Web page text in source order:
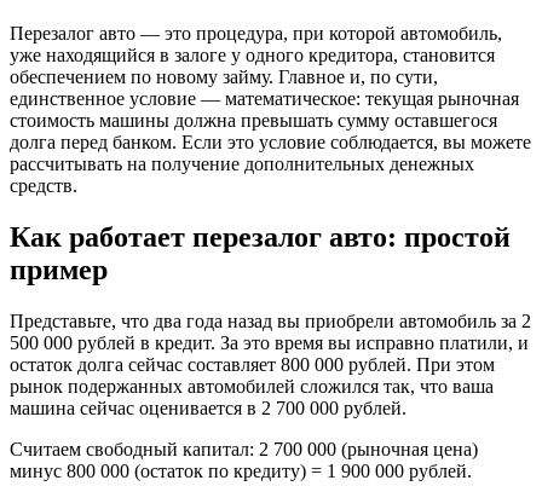
Перезалог авто — это процедура, при которой автомобиль,
уже находящийся в залоге у одного кредитора, становится
обеспечением по новому займу. Главное и, по сути,
единственное условие — математическое: текущая рыночная
стоимость машины должна превышать сумму оставшегося
долга перед банком. Если это условие соблюдается, вы можете
рассчитывать на получение дополнительных денежных
средств.
Как работает перезалог авто: простой
пример
Представьте, что два года назад вы приобрели автомобиль за 2
500 000 рублей в кредит. За это время вы исправно платили, и
остаток долга сейчас составляет 800 000 рублей. При этом
рынок подержанных автомобилей сложился так, что ваша
машина сейчас оценивается в 2 700 000 рублей.
Считаем свободный капитал: 2 700 000 (рыночная цена)
минус 800 000 (остаток по кредиту) = 1 900 000 рублей.